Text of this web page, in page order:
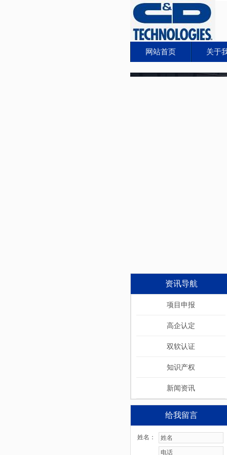
网站首页 关于
资讯导航
项目申报
高企认定
双软认证
知识产权
新闻资讯
给我留言
姓名：